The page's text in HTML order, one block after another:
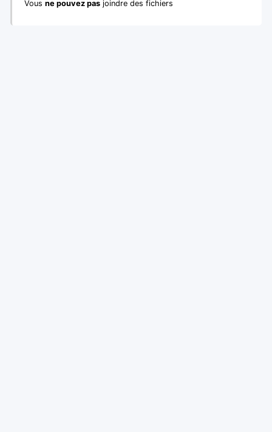
Vous ne pouvez pas joindre des fichiers